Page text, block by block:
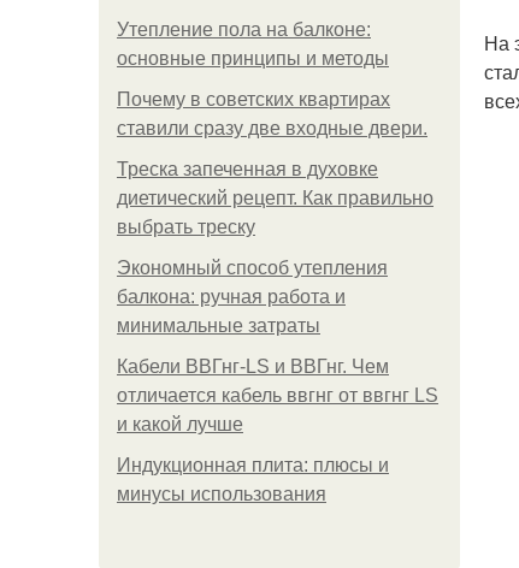
Утепление пола на балконе:
основные принципы и методы
Почему в советских квартирах
ставили сразу две входные двери.
Треска запеченная в духовке
диетический рецепт. Как правильно
выбрать треску
Экономный способ утепления
балкона: ручная работа и
минимальные затраты
Кабели ВВГнг-LS и ВВГнг. Чем
отличается кабель ввгнг от ввгнг LS
и какой лучше
Индукционная плита: плюсы и
минусы использования
На